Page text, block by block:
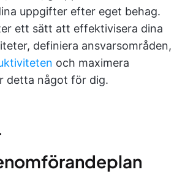
uppgifter efter eget behag.
ett sätt att effektivisera dina
definiera ansvarsområden,
och maximera
detta något för dig.